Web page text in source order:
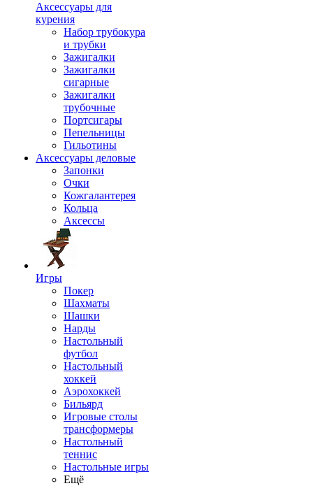
Аксессуары для
курения
Набор трубокура
и трубки
Зажигалки
Зажигалки
сигарные
Зажигалки
трубочные
Портсигары
Пепельницы
Гильотины
Аксессуары деловые
Запонки
Очки
Кожгалантерея
Кольца
Аксессы
Игры
Покер
Шахматы
Шашки
Нарды
Настольный
футбол
Настольный
хоккей
Аэрохоккей
Бильярд
Игровые столы
трансформеры
Настольный
теннис
Настольные игры
Ещё